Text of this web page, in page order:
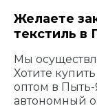
Желаете
текстиль в
Мы
Хотите
оптом в
автономный